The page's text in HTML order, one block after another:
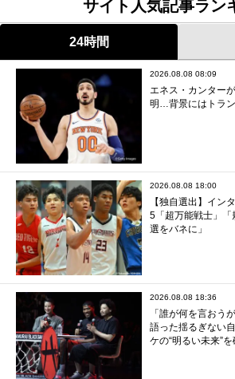
サイト人気記事ラン
24時間
2026.08.08 08:09
エネス・カンター
明…背景にはトラ
2026.08.08 18:00
【独自選出】イン
5「超万能戦士」
選をバネに」
2026.08.08 18:36
「誰が何を言おう
語った揺るぎない
ケの“明るい未来”